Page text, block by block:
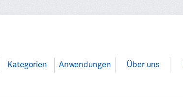
Kategorien Anwendungen Über uns